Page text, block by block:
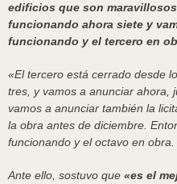
edificios que son
funcionando ahora siete y
funcionando y el tercero en
«El tercero está cerrado desde
tres, y vamos a anunciar ahora,
vamos a anunciar también la
la obra antes de diciembre.
funcionando y el octavo en
Ante ello, sostuvo que «es el